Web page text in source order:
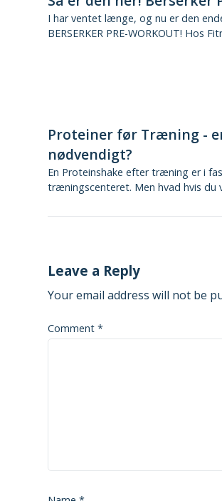
I har ventet længe, og nu er den
BERSERKER PRE-WORKOUT! Hos
Proteiner før Træning -
nødvendigt?
En Proteinshake efter træning er i
træningscenteret. Men hvad hvis du
Leave a Reply
Your email address will not be
Comment*